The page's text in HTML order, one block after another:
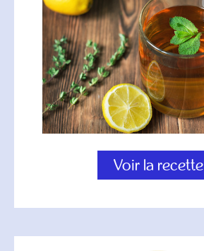
Voir la recette